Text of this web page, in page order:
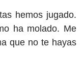
hemos jugado.
ha molado. Me
que no te hayas